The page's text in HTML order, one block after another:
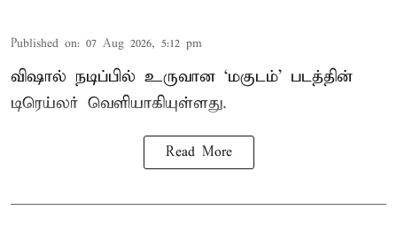
Published on: 07 Aug 2026, 5:12 pm
விஷால் நடிப்பில் உருவான ‘மகுடம்’ படத்தின்
டிரெய்லர் வெளியாகியுள்ளது.
Read More